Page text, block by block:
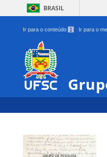
BRASIL
Ir para o conteúdo 1 Ir para o